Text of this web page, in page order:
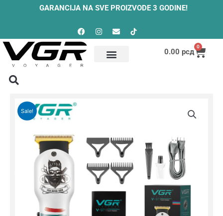
GARANCIJA NA SVE PROIZVODE 3 GODINE!
Facebook
InstagramEnvelope
0.00 рсд
0
Cart
Sale!